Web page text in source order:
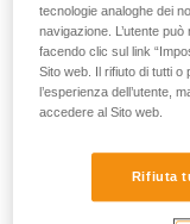
Tenere
Nota Bene: se
un appoggio
tecnologie analoghe dei
navigazione. L’utente
facendo clic sul link
Sito web. Il rifiuto di tutti
l’esperienza dell’utente,
accedere al Sito web.
Rifiuta